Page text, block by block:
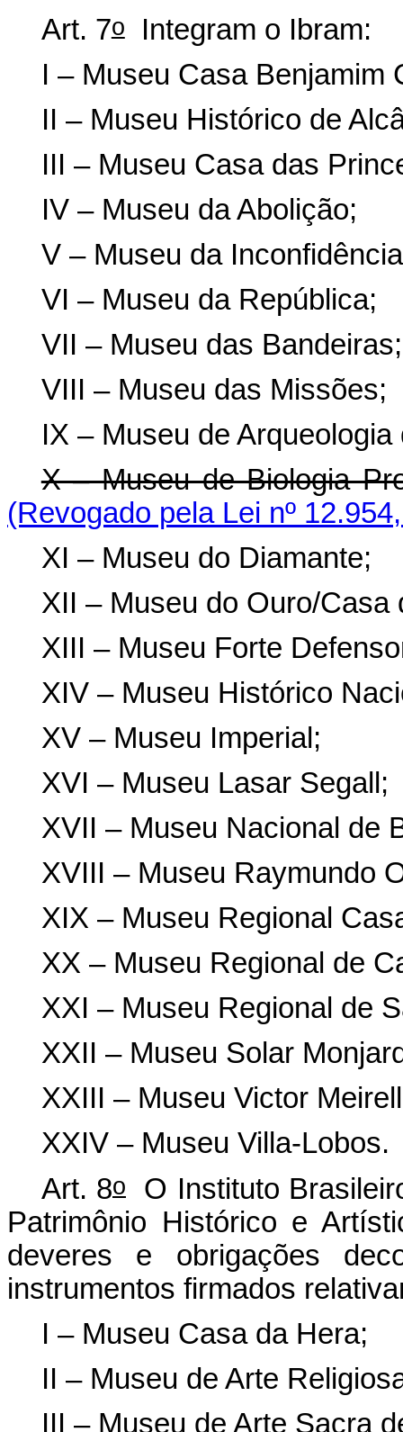
Art. 7oIntegram o Ibram:
I – Museu Casa Benjamim
II – Museu Histórico de
III – Museu Casa das
IV – Museu da Abolição;
V – Museu da
VI – Museu da República;
VII – Museu das Bandeiras;
VIII – Museu das Missões;
IX – Museu de Arqueologia
X – Museu de Biologia
(Revogado pela Lei nº
XI – Museu do Diamante;
XII – Museu do Ouro/Casa
XIII – Museu Forte
XIV – Museu Histórico
XV – Museu Imperial;
XVI – Museu Lasar Segall;
XVII – Museu Nacional de
XVIII – Museu Raymundo
XIX – Museu Regional
XX – Museu Regional de
XXI – Museu Regional de
XXII – Museu Solar
XXIII – Museu Victor
XXIV – Museu Villa-Lobos.
Art. 8oO Instituto
Patrimônio Histórico e
deveres e obrigações
instrumentos firmados
I – Museu Casa da Hera;
II – Museu de Arte
III – Museu de Arte Sacra